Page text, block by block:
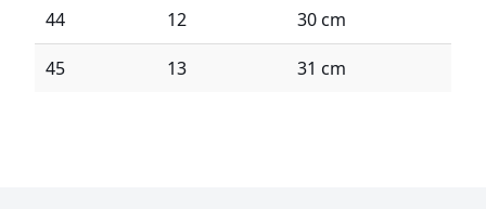
44 12 30 cm
45 13 31 cm